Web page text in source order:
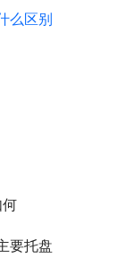
么区别
要托盘